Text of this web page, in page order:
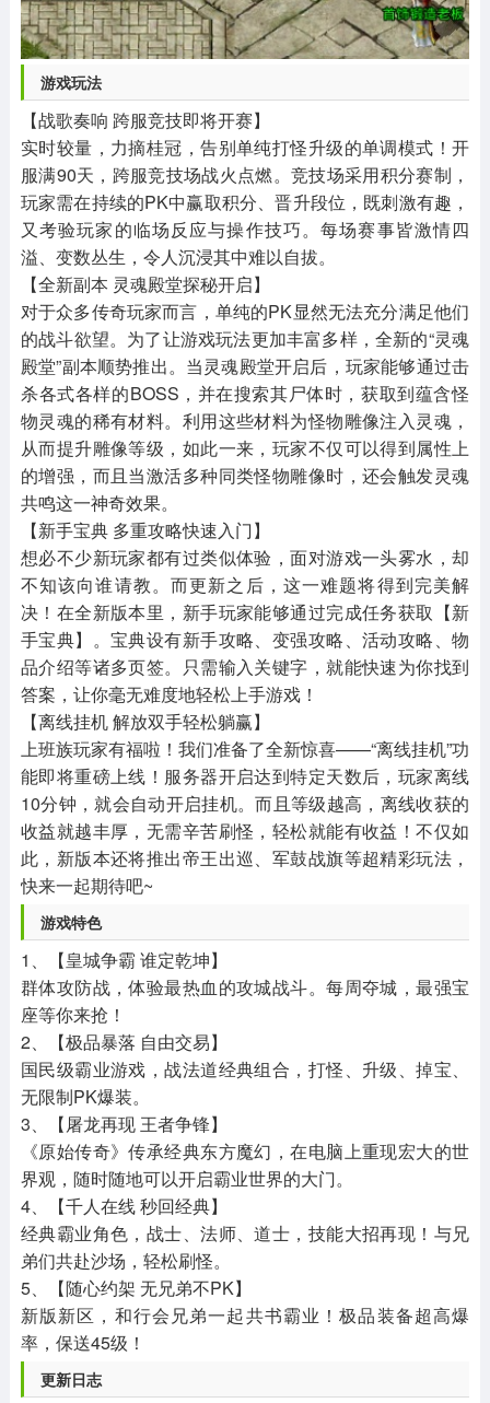
游戏玩法
【战歌奏响 跨服竞技即将开赛】
实时较量，力摘桂冠，告别单纯打怪升级的单调模式！开
服满90天，跨服竞技场战火点燃。竞技场采用积分赛制，
玩家需在持续的PK中赢取积分、晋升段位，既刺激有趣，
又考验玩家的临场反应与操作技巧。每场赛事皆激情四
溢、变数丛生，令人沉浸其中难以自拔。
【全新副本 灵魂殿堂探秘开启】
对于众多传奇玩家而言，单纯的PK显然无法充分满足他们
的战斗欲望。为了让游戏玩法更加丰富多样，全新的“灵魂
殿堂”副本顺势推出。当灵魂殿堂开启后，玩家能够通过击
杀各式各样的BOSS，并在搜索其尸体时，获取到蕴含怪
物灵魂的稀有材料。利用这些材料为怪物雕像注入灵魂，
从而提升雕像等级，如此一来，玩家不仅可以得到属性上
的增强，而且当激活多种同类怪物雕像时，还会触发灵魂
共鸣这一神奇效果。
【新手宝典 多重攻略快速入门】
想必不少新玩家都有过类似体验，面对游戏一头雾水，却
不知该向谁请教。而更新之后，这一难题将得到完美解
决！在全新版本里，新手玩家能够通过完成任务获取【新
手宝典】。宝典设有新手攻略、变强攻略、活动攻略、物
品介绍等诸多页签。只需输入关键字，就能快速为你找到
答案，让你毫无难度地轻松上手游戏！
【离线挂机 解放双手轻松躺赢】
上班族玩家有福啦！我们准备了全新惊喜——“离线挂机”功
能即将重磅上线！服务器开启达到特定天数后，玩家离线
10分钟，就会自动开启挂机。而且等级越高，离线收获的
收益就越丰厚，无需辛苦刷怪，轻松就能有收益！不仅如
此，新版本还将推出帝王出巡、军鼓战旗等超精彩玩法，
快来一起期待吧~
游戏特色
1、【皇城争霸 谁定乾坤】
群体攻防战，体验最热血的攻城战斗。每周夺城，最强宝
座等你来抢！
2、【极品暴落 自由交易】
国民级霸业游戏，战法道经典组合，打怪、升级、掉宝、
无限制PK爆装。
3、【屠龙再现 王者争锋】
《原始传奇》传承经典东方魔幻，在电脑上重现宏大的世
界观，随时随地可以开启霸业世界的大门。
4、【千人在线 秒回经典】
经典霸业角色，战士、法师、道士，技能大招再现！与兄
弟们共赴沙场，轻松刷怪。
5、【随心约架 无兄弟不PK】
新版新区，和行会兄弟一起共书霸业！极品装备超高爆
率，保送45级！
更新日志